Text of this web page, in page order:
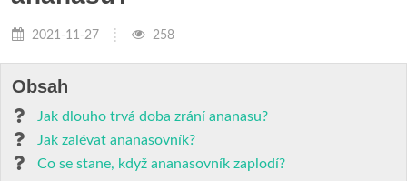
2021-11-27 258
Obsah
Jak dlouho trvá doba zrání ananasu?
Jak zalévat ananasovník?
Co se stane, když ananasovník zaplodí?